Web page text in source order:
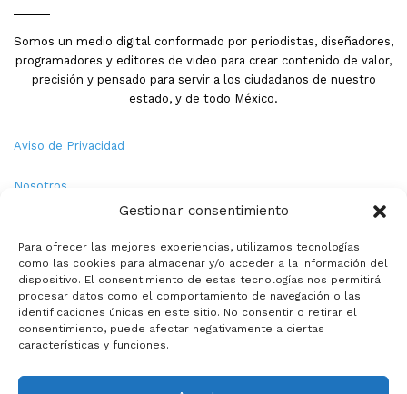
Gestionar consentimiento
Para ofrecer las mejores experiencias, utilizamos tecnologías
como las cookies para almacenar y/o acceder a la información del
dispositivo. El consentimiento de estas tecnologías nos permitirá
procesar datos como el comportamiento de navegación o las
identificaciones únicas en este sitio. No consentir o retirar el
consentimiento, puede afectar negativamente a ciertas
características y funciones.
Somos un medio digital conformado por periodistas, diseñadores,
programadores y editores de video para crear contenido de valor,
precisión y pensado para servir a los ciudadanos de nuestro
estado, y de todo México.
Aviso de Privacidad
Nosotros
Política de Cookies
Contacto